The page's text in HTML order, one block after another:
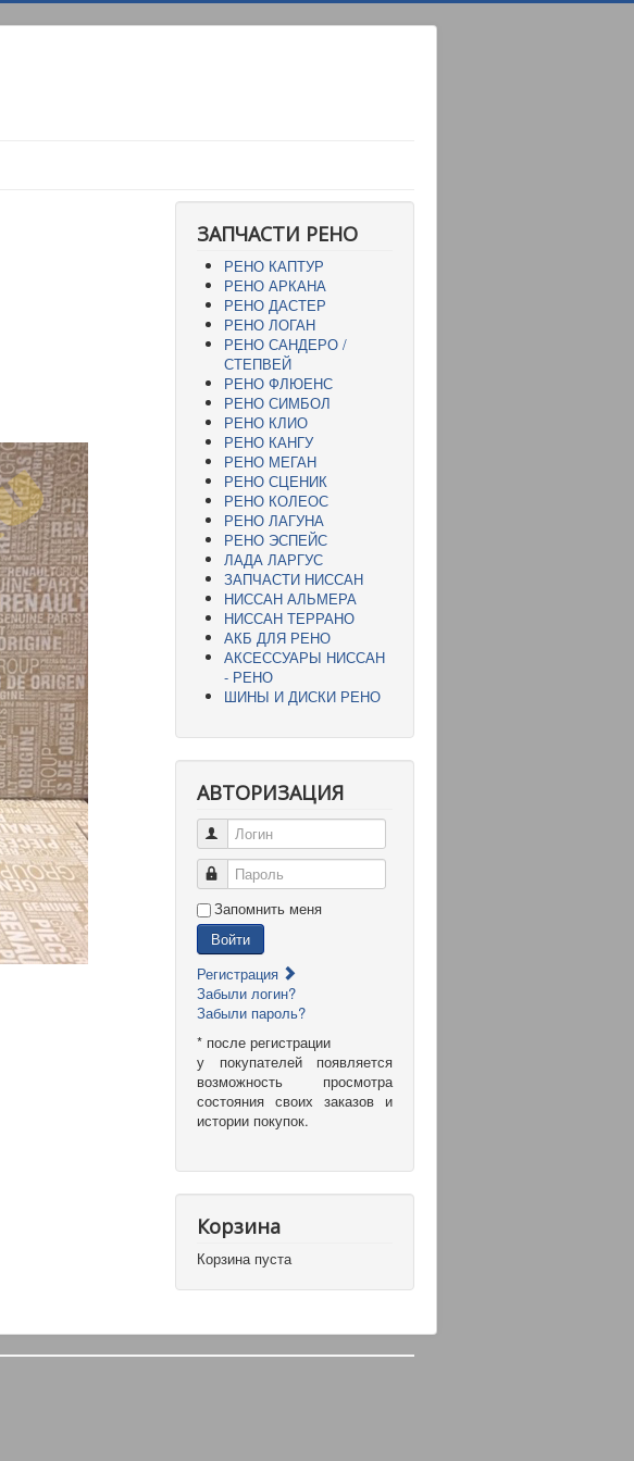
ЗАПЧАСТИ РЕНО
РЕНО КАПТУР
РЕНО АРКАНА
РЕНО ДАСТЕР
РЕНО ЛОГАН
РЕНО САНДЕРО /
СТЕПВЕЙ
РЕНО ФЛЮЕНС
РЕНО СИМБОЛ
РЕНО КЛИО
РЕНО КАНГУ
РЕНО МЕГАН
РЕНО СЦЕНИК
РЕНО КОЛЕОС
РЕНО ЛАГУНА
РЕНО ЭСПЕЙС
ЛАДА ЛАРГУС
ЗАПЧАСТИ НИССАН
НИССАН АЛЬМЕРА
НИССАН ТЕРРАНО
АКБ ДЛЯ РЕНО
АКСЕССУАРЫ НИССАН
- РЕНО
ШИНЫ И ДИСКИ РЕНО
АВТОРИЗАЦИЯ
Логин
Пароль
Запомнить меня
Войти
Регистрация
Забыли логин?
Забыли пароль?
* после регистрации
у покупателей появляется
возможность просмотра
состояния своих заказов и
истории покупок.
Корзина
Корзина пуста